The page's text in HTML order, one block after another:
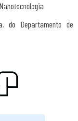
do Departamento de